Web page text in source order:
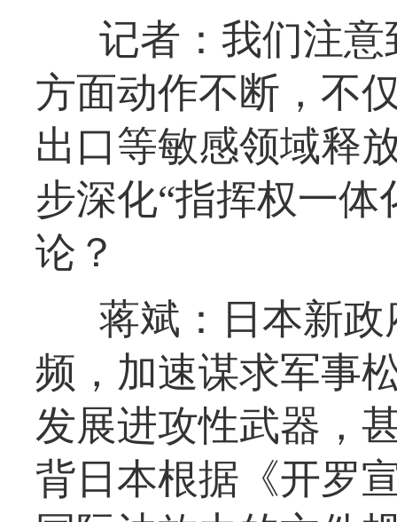
记者：我们注
方面动作不断，不
出口等敏感领域释
步深化“指挥权一
论？
蒋斌：日本新
频，加速谋求军事
发展进攻性武器，
背日本根据《开罗